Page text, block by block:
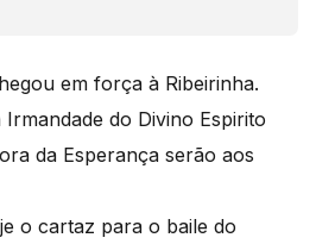
em força à Ribeirinha.
do Divino Espirito
da Esperança serão aos
o cartaz para o baile do